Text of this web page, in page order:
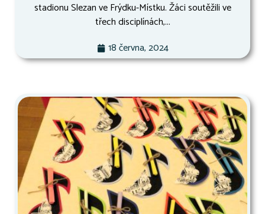
stadionu Slezan ve Frýdku-Místku. Žáci soutěžili ve
třech disciplínách,...
18 června, 2024